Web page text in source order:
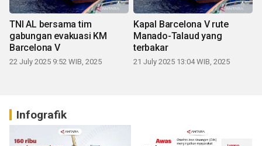
TNI AL bersama tim
gabungan evakuasi KM
Barcelona V
22 July 2025 9:52 WIB, 2025
Kapal Barcelona V rute
Manado-Talaud yang
terbakar
21 July 2025 13:04 WIB, 2025
Infografik